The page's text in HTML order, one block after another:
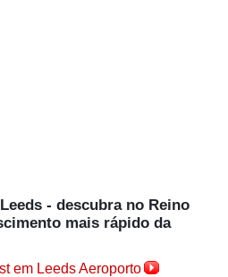
- descubra no Reino
mais rápido da
em Leeds Aeroporto